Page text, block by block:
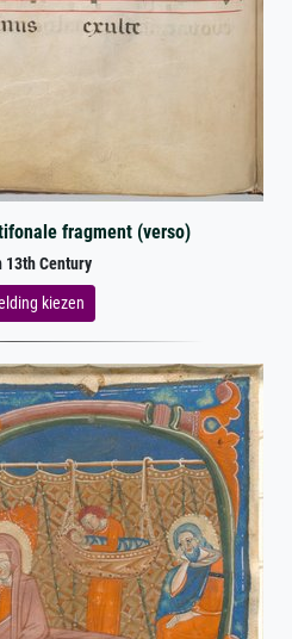
fragment (verso)
Century
kiezen